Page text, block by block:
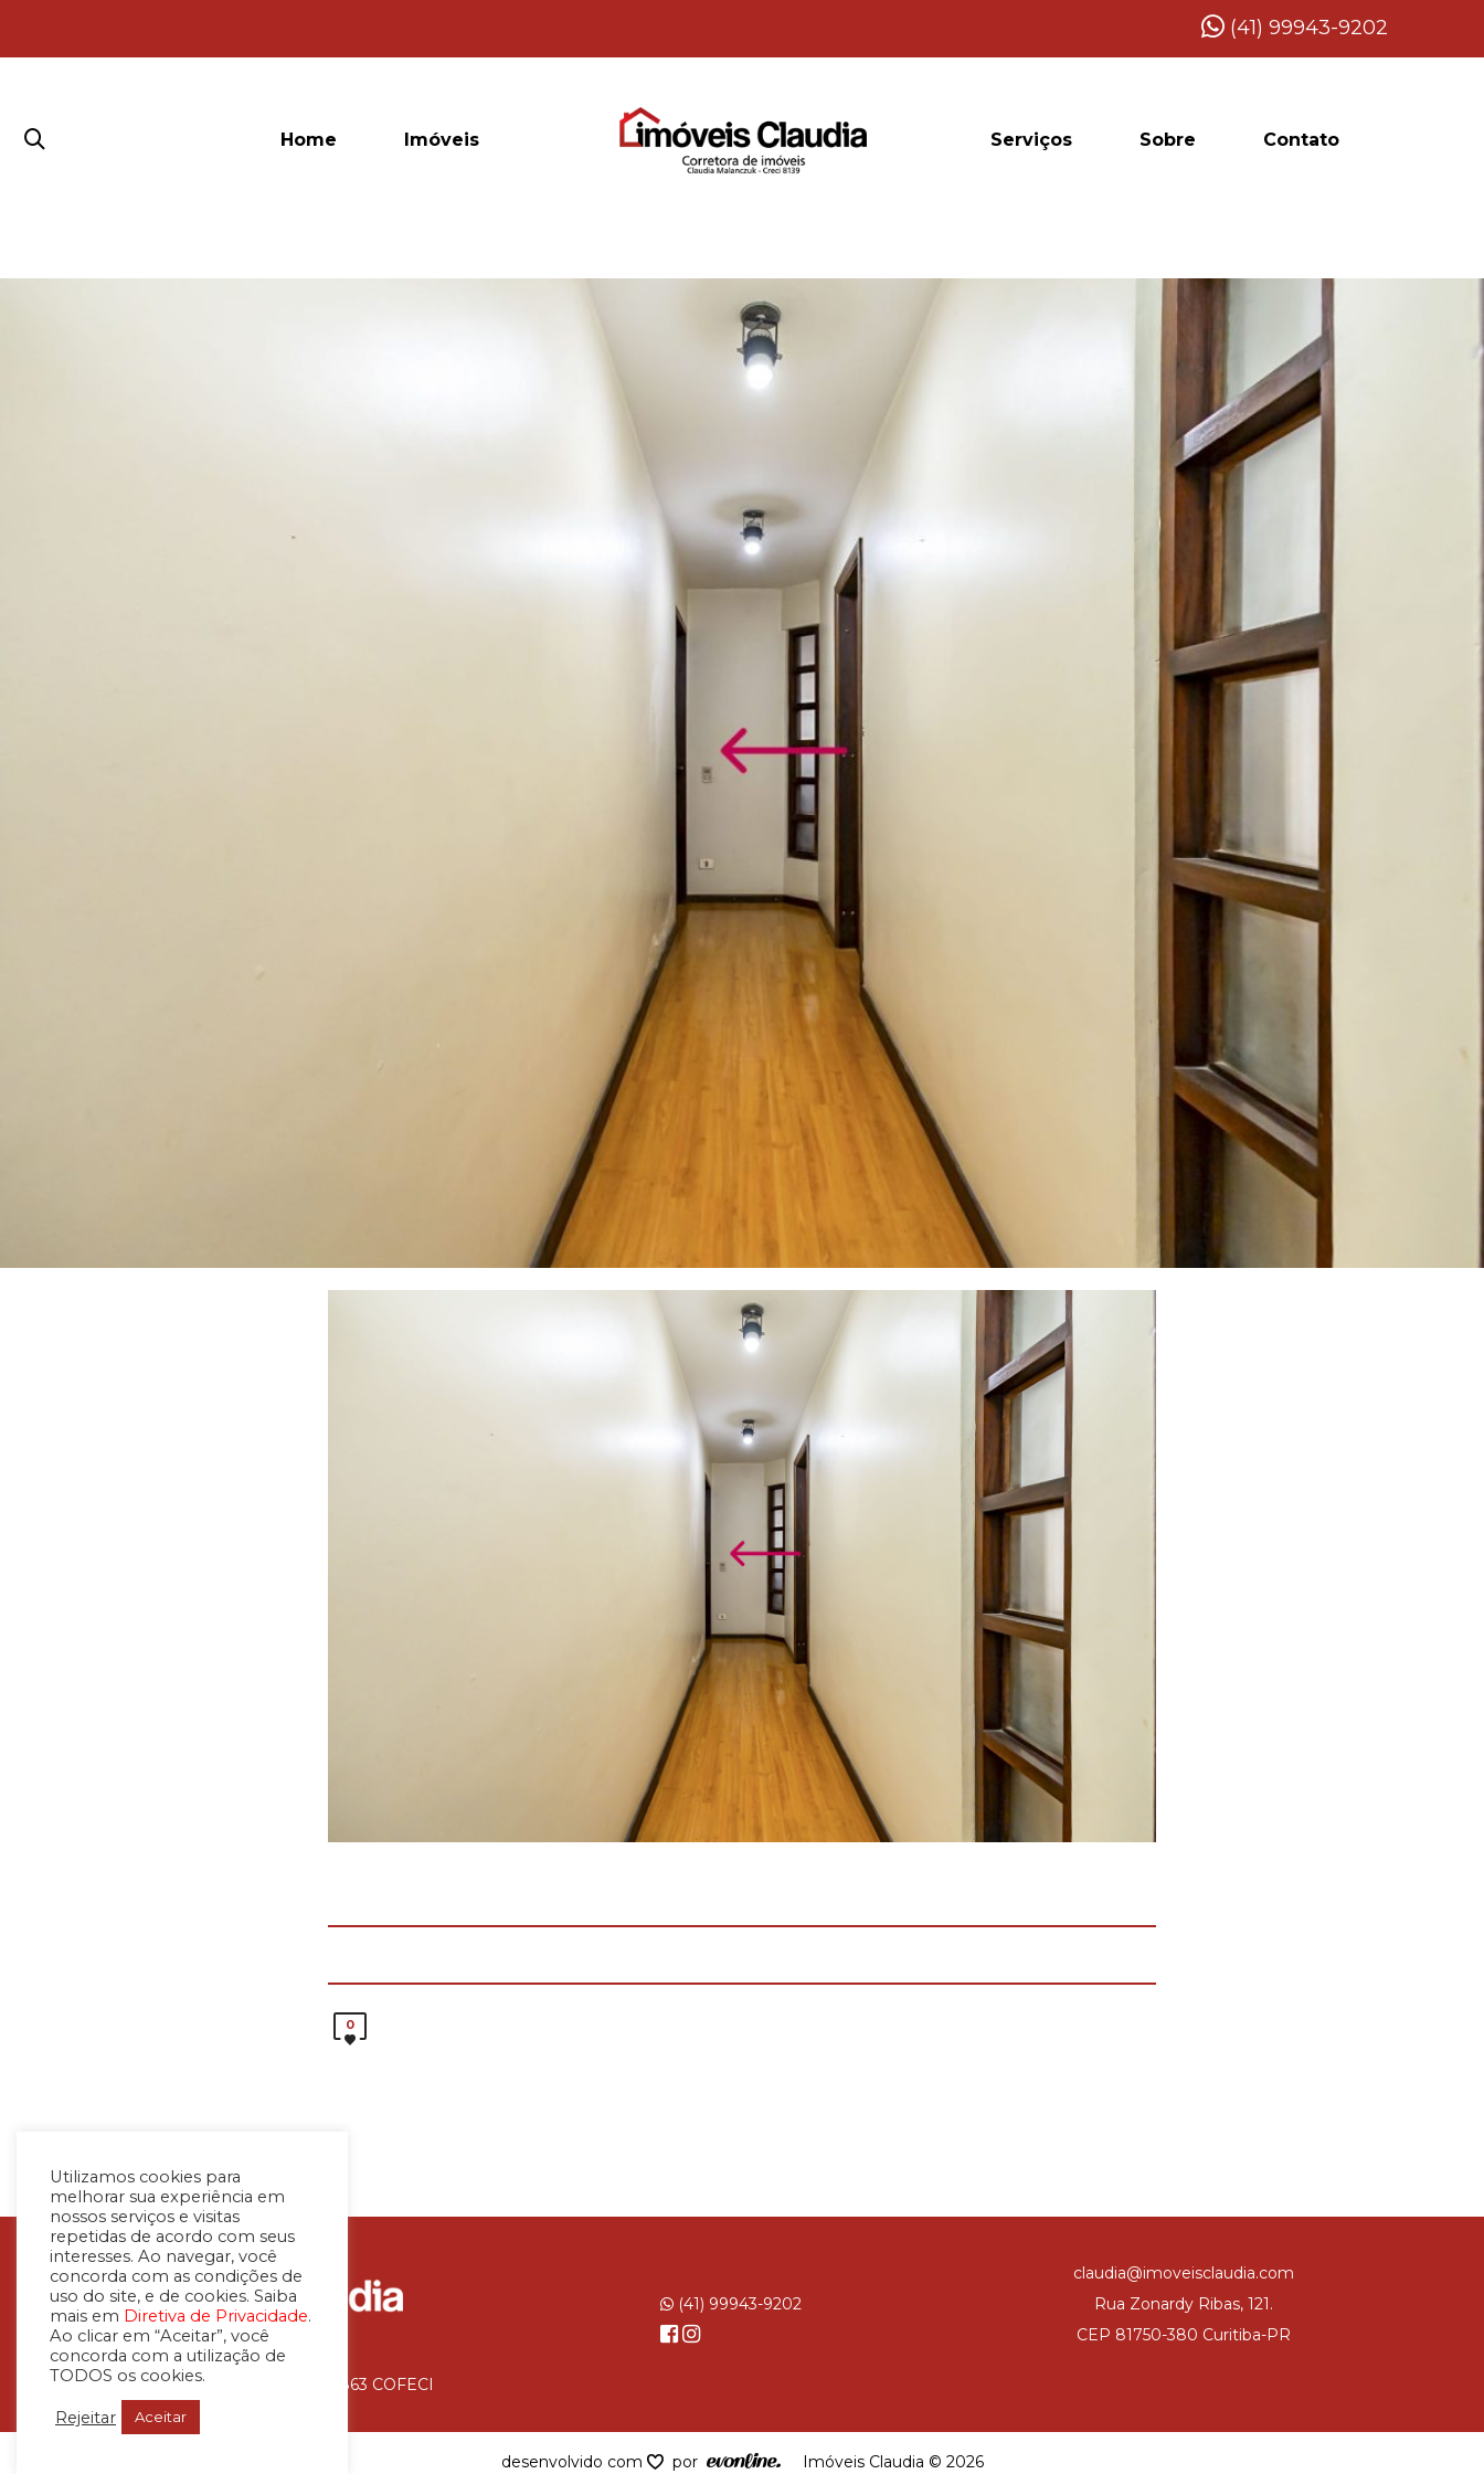
(41) 99943-9202
Home Imóveis Serviços Sobre Contato
0
Avaliadora Imobiliária – CNAI 36.863 COFECI
(41) 99943-9202
claudia@imoveisclaudia.com
Rua Zonardy Ribas, 121.
CEP 81750-380 Curitiba-PR
desenvolvido com por Imóveis Claudia © 2026
Utilizamos cookies para
melhorar sua experiência em
nossos serviços e visitas
repetidas de acordo com seus
interesses. Ao navegar, você
concorda com as condições de
uso do site, e de cookies. Saiba
mais em Diretiva de Privacidade.
Ao clicar em “Aceitar”, você
concorda com a utilização de
TODOS os cookies.
Rejeitar Aceitar